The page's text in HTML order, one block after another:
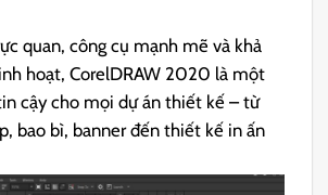
quan, công cụ mạnh mẽ và khả
hoạt, CorelDRAW 2020 là một
cậy cho mọi dự án thiết kế – từ
bao bì, banner đến thiết kế in ấn